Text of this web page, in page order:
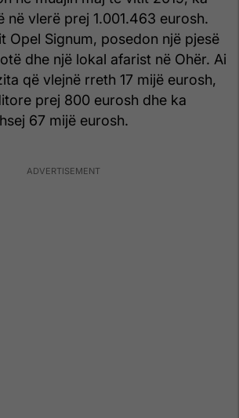
në vlerë prej 1.001.463 eurosh.
Opel Signum, posedon një pjesë
dhe një lokal afarist në Ohër. Ai
që vlejnë rreth 17 mijë eurosh,
prej 800 eurosh dhe ka
67 mijë eurosh.